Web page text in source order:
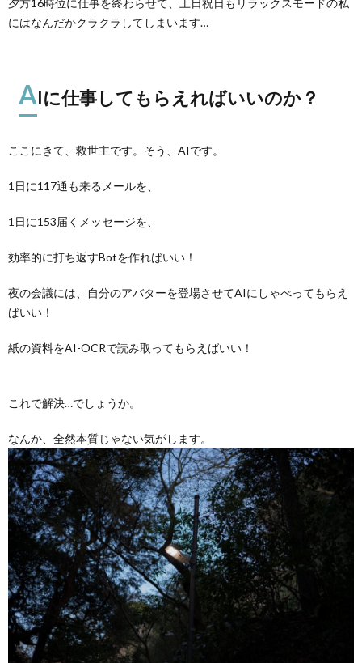
夕方16時位に仕事を終わらせて、土日祝日もリラックスモードの私
にはなんだかクラクラしてしまいます…
AIに仕事してもらえればいいのか？
ここにきて、救世主です。そう、AIです。
1日に117通も来るメールを、
1日に153届くメッセージを、
効率的に打ち返すBotを作ればいい！
夜の会議には、自分のアバターを登場させてAIにしゃべってもらえ
ばいい！
紙の資料をAI-OCRで読み取ってもらえばいい！
これで解決…でしょうか。
なんか、全然本質じゃない気がします。